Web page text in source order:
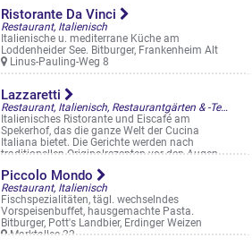
Ristorante Da Vinci
Restaurant, Italienisch
Italienische u. mediterrane Küche am
Loddenheider See. Bitburger, Frankenheim Alt
Linus-Pauling-Weg 8
Lazzaretti
Restaurant, Italienisch, Restaurantgärten & -Terrassen, Straßencafés & Boulevardterrassen
Italienisches Ristorante und Eiscafé am
Spekerhof, das die ganze Welt der Cucina
Italiana bietet. Die Gerichte werden nach
traditionellen Originalrezepten vor den Augen ...
Piccolo Mondo
Restaurant, Italienisch
Fischspezialitäten, tägl. wechselndes
Vorspeisenbuffet, hausgemachte Pasta.
Bitburger, Pott's Landbier, Erdinger Weizen
Marktallee 22